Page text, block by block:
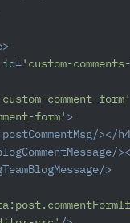
>
id = 'custom-
comment-form'
form' >
/></ h4
/>
/>